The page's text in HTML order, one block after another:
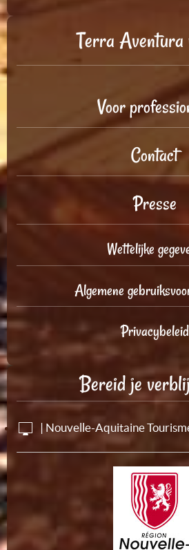
Terra Aventura
Voor
Contact
Presse
Wettelijke
Algemene
Privacybeleid
Bereid je
| Nouvelle-Aquitaine